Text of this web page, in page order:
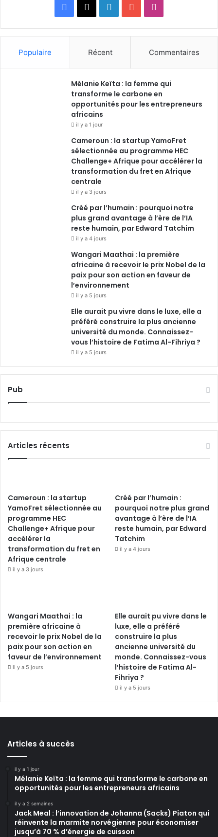
Facebook
X LinkedinYouTube
Populaire Récent Commentaires
Mélanie Keïta : la femme qui
transforme le carbone en
opportunités pour les entrepreneurs
africains
il y a 1 jour
Cameroun : la startup YamoFret
sélectionnée au programme HEC
Challenge+ Afrique pour accélérer la
transformation du fret en Afrique
centrale
il y a 3 jours
Créé par l’humain : pourquoi notre
plus grand avantage à l’ère de l’IA
reste humain, par Edward Tatchim
il y a 4 jours
Wangari Maathai : la première
africaine à recevoir le prix Nobel de la
paix pour son action en faveur de
l’environnement
il y a 5 jours
Elle aurait pu vivre dans le luxe, elle a
préféré construire la plus ancienne
université du monde. Connaissez-
vous l’histoire de Fatima Al-Fihriya ?
il y a 5 jours
Pub
Articles récents
Cameroun : la startup
YamoFret sélectionnée au
programme HEC
Challenge+ Afrique pour
accélérer la
transformation du fret en
Afrique centrale
il y a 3 jours
Créé par l’humain :
pourquoi notre plus grand
avantage à l’ère de l’IA
reste humain, par Edward
Tatchim
il y a 4 jours
Wangari Maathai : la
première africaine à
recevoir le prix Nobel de la
paix pour son action en
faveur de l’environnement
il y a 5 jours
Elle aurait pu vivre dans le
luxe, elle a préféré
construire la plus
ancienne université du
monde. Connaissez-vous
l’histoire de Fatima Al-
Fihriya ?
il y a 5 jours
Articles à succès
il y a 1 jour
Mélanie Keïta : la femme qui transforme le carbone en
opportunités pour les entrepreneurs africains
il y a 2 semaines
Jack Meal : l’innovation de Johanna (Sacks) Piaton qui
réinvente la marmite norvégienne pour économiser
jusqu’à 70 % d’énergie de cuisson